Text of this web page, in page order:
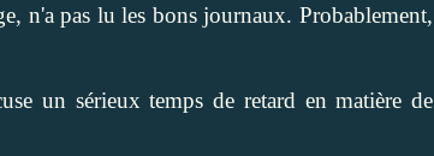
n'a pas lu les bons journaux. Probablement,
un sérieux temps de retard en matière de